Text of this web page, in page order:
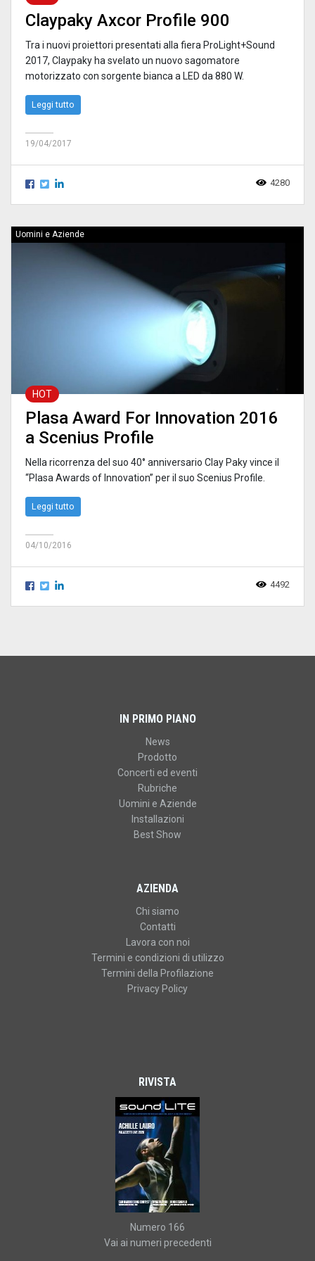
Claypaky Axcor Profile 900
Tra i nuovi proiettori presentati alla fiera ProLight+Sound
2017, Claypaky ha svelato un nuovo sagomatore
motorizzato con sorgente bianca a LED da 880 W.
Leggi tutto
19/04/2017
4280
Uomini e Aziende
HOT
Plasa Award For Innovation 2016
a Scenius Profile
Nella ricorrenza del suo 40° anniversario Clay Paky vince il
“Plasa Awards of Innovation” per il suo Scenius Profile.
Leggi tutto
04/10/2016
4492
IN PRIMO PIANO
News
Prodotto
Concerti ed eventi
Rubriche
Uomini e Aziende
Installazioni
Best Show
AZIENDA
Chi siamo
Contatti
Lavora con noi
Termini e condizioni di utilizzo
Termini della Profilazione
Privacy Policy
RIVISTA
Numero 166
Vai ai numeri precedenti